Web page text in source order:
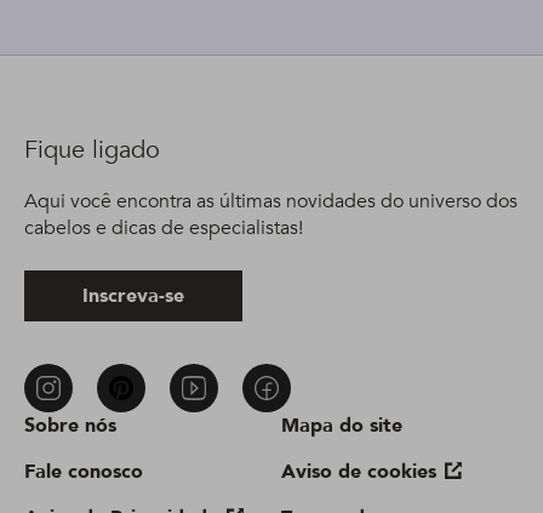
Sobre nós
Fale conosco
Mapa do site
Aviso de cookies
Fique ligado
Aqui você encontra as últimas novidades do universo dos
cabelos e dicas de especialistas!
Inscreva-se